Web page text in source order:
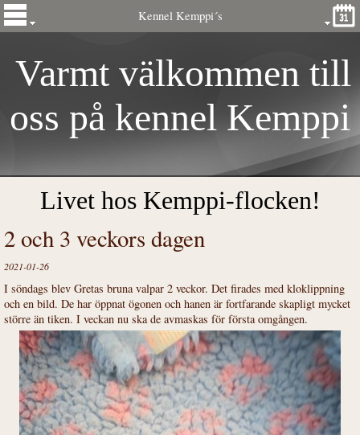
Kennel Kemppi´s
Varmt välkommen till
oss på kennel Kemppi
´s
Livet hos Kemppi-flocken!
2 och 3 veckors dagen
2021-01-26
I söndags blev Gretas bruna valpar 2 veckor. Det firades med kloklippning
och en bild. De har öppnat ögonen och hanen är fortfarande skapligt mycket
större än tiken. I veckan nu ska de avmaskas för första omgången.